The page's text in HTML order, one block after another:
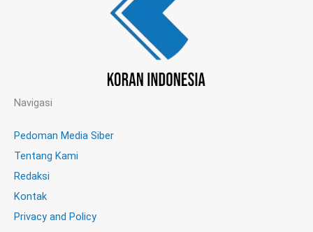
Navigasi
Pedoman Media Siber
Tentang Kami
Redaksi
Kontak
Privacy and Policy